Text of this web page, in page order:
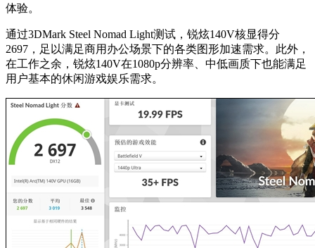
体验。
通过3DMark Steel Nomad Light测试，锐炫140V核显得分
2697，足以满足商用办公场景下的各类图形加速需求。此外，
在工作之余，锐炫140V在1080p分辨率、中低画质下也能满足
用户基本的休闲游戏娱乐需求。